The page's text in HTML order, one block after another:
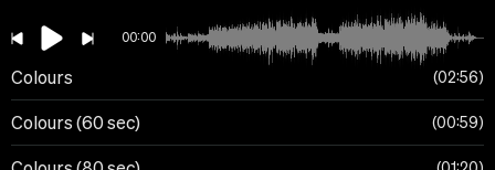
00:00
Colours 02:56
Colours (60 sec) 00:59